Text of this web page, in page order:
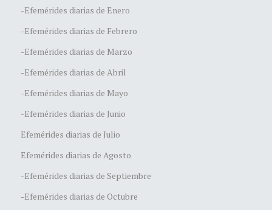
-Efemérides diarias de Enero
-Efemérides diarias de Febrero
-Efemérides diarias de Marzo
-Efemérides diarias de Abril
-Efemérides diarias de Mayo
-Efemérides diarias de Junio
Efemérides diarias de Julio
Efemérides diarias de Agosto
-Efemérides diarias de Septiembre
-Efemérides diarias de Octubre